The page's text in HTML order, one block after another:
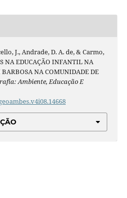
J., Andrade, D. A. de, & Carmo,
NA EDUCAÇÃO INFANTIL NA
NA COMUNIDADE DE
Ambiente, Educação E